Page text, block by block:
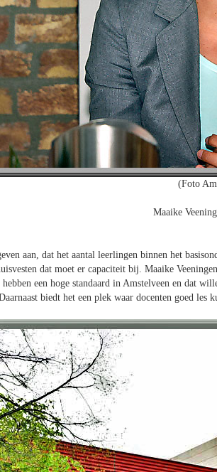
(Foto
Maaike
aan, dat het aantal leerlingen binnen het
dat moet er capaciteit bij. Maaike
een hoge standaard in Amstelveen en dat
biedt het een plek waar docenten goed les